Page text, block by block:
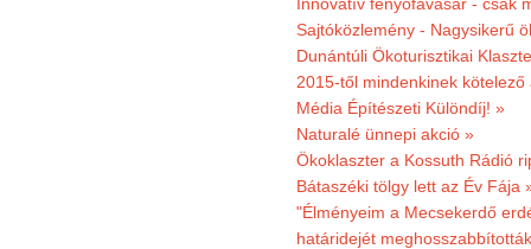
Sajtóközlemény - Nagysikerű
Dunántúli Ökoturisztikai
2015-től mindenkinek
Média Építészeti Különdíj! »
Naturalé ünnepi akció »
Ökoklaszter a Kossuth Rádió
Bátaszéki tölgy lett az Év Fája
"Élményeim a Mecsekerdő
határidejét